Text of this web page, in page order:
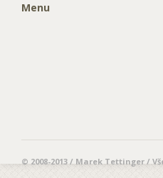
Menu
© 2008-2013 / Marek Tettinger /